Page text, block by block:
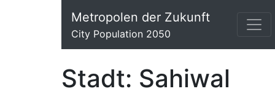
Metropolen der Zukunft
City Population 2050
Stadt: Sahiwal